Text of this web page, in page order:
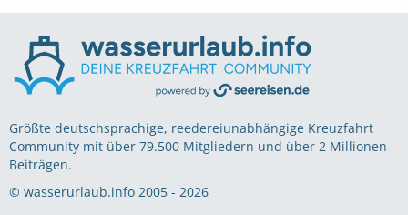
Größte deutschsprachige, reedereiunabhängige Kreuzfahrt
Community mit über 79.500 Mitgliedern und über 2 Millionen
Beiträgen.
© wasserurlaub.info 2005 - 2026